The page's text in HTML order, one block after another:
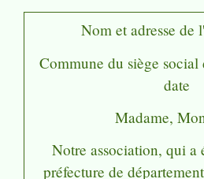
Nom et adresse de
Commune du siège social
date
Madame,
Notre association, qui a
préfecture de